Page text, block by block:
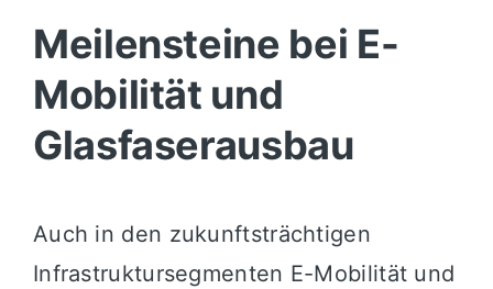
Meilensteine bei E-
Mobilität und
Glasfaserausbau
Auch in den zukunftsträchtigen
Infrastruktursegmenten E-Mobilität und